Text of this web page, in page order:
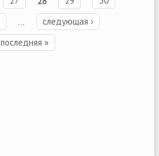
…
следующая ›
последняя »